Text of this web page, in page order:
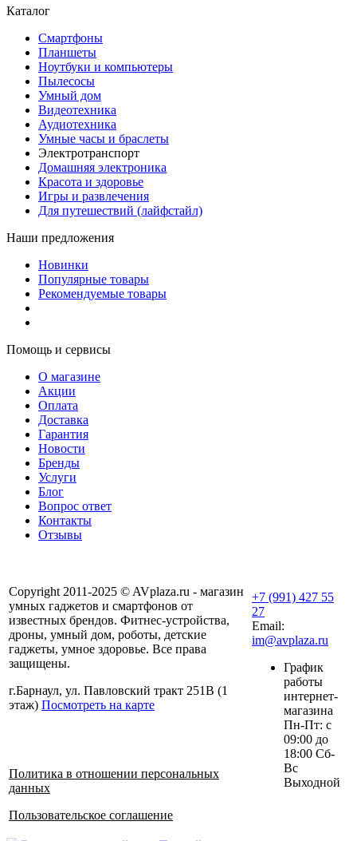
Каталог
Смартфоны
Планшеты
Ноутбуки и компьютеры
Пылесосы
Умный дом
Видеотехника
Аудиотехника
Умные часы и браслеты
Электротранспорт
Домашняя электроника
Красота и здоровье
Игры и развлечения
Для путешествий (лайфстайл)
Наши предложения
Новинки
Популярные товары
Рекомендуемые товары
Помощь и сервисы
О магазине
Акции
Оплата
Доставка
Гарантия
Новости
Бренды
Услуги
Блог
Вопрос ответ
Контакты
Отзывы
Copyright 2011-2025 © AVplaza.ru - магазин
умных гаджетов и смартфонов от
известных брендов. Фитнес-устройства,
дроны, умный дом, роботы, детские
гаджеты, умное здоровье. Все права
защищены.
г.Барнаул, ул. Павловский тракт 251В (1
этаж) Посмотреть на карте
Политика в отношении персональных
данных
Пользовательское соглашение
+7 (991) 427 55
27
Email:
im@avplaza.ru
График
работы
интернет-
магазина
Пн-Пт: с
09:00 до
18:00 Сб-
Вс
Выходной